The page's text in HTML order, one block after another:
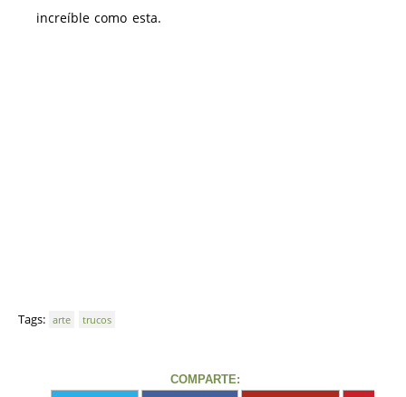
increíble como esta.
Tags: arte trucos
COMPARTE: